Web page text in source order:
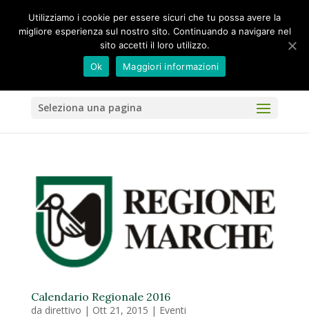
Seleziona una pagina
Calendario Regionale 2016
da direttivo | Ott 21, 2015 | Eventi
Utilizziamo i cookie per essere sicuri che tu possa avere la
migliore esperienza sul nostro sito. Continuando a navigare nel
sito accetti il loro utilizzo.
Ok
Maggiori informazioni